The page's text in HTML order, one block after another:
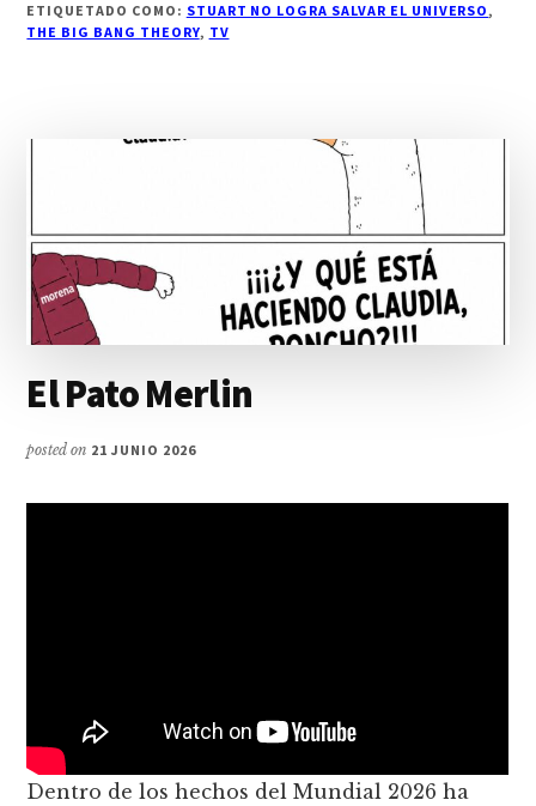
ETIQUETADO COMO: STUART NO LOGRA SALVAR EL UNIVERSO,
THE BIG BANG THEORY, TV
El Pato Merlin
posted on 21 JUNIO 2026
Dentro de los hechos del Mundial 2026 ha